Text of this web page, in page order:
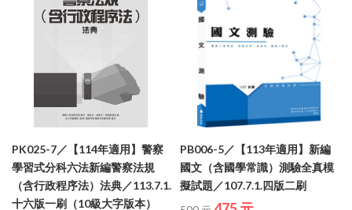
PK025-7／【114年適用】警察
學習式分科六法新編警察法規
（含行政程序法）法典／113.7.1.
十六版一刷（10級大字版本）
PB006-5／【113年適用】新編
國文（含國學常識）測驗全真模
擬試題／107.7.1.四版二刷